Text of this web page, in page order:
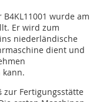
wurde am
Er wird zum
niederländische
dient und
kann.
zur Fertigungsstätte